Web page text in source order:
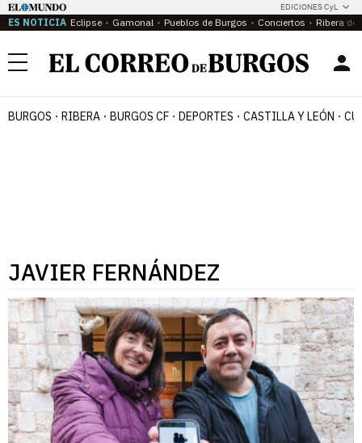
EDICIONES CyL
ES NOTICIA Eclipse Gamonal Pueblos de Burgos Conciertos Ribera del
Menú
BURGOS RIBERA BURGOS CF DEPORTES CASTILLA Y LEÓN
JAVIER FERNÁNDEZ